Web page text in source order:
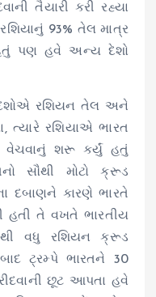
તૈયારી કરી રહ્યા
93% તેલ માત્ર
પણ હવે અન્ય દેશો
દેશોએ રશિયન તેલ અને
ત્યારે રશિયાએ ભારત
વેચવાનું શરૂ કર્યું હતું
સૌથી મોટો ક્રૂડ
દબાણને કારણે ભારતે
હતી તે વખતે ભારતીય
વધુ રશિયન ક્રૂડ
ટ્રમ્પે ભારતને 30
છૂટ આપતા હવે